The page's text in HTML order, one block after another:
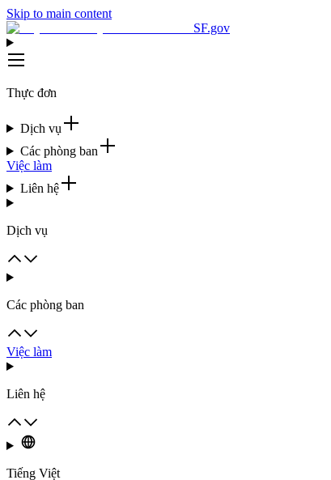
Skip to main content
SF.gov
Thực đơn
Dịch vụ
Các phòng ban
Việc làm
Liên hệ
Dịch vụ
Các phòng ban
Việc làm
Liên hệ
Tiếng Việt